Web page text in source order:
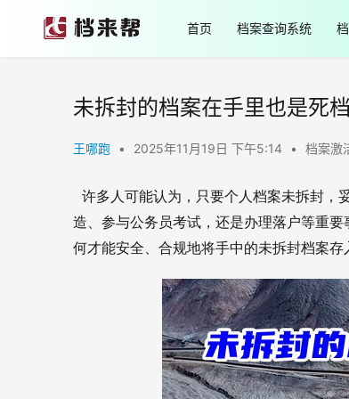
首页 档案查询系统
未拆封的档案在手里也是死档
王哪跑 • 2025年11月19日 下午5:14 • 档案激
许多人可能认为，只要个人档案未拆封，
造、参与公务员考试，还是办理落户等重
何才能安全、合规地将手中的未拆封档案存